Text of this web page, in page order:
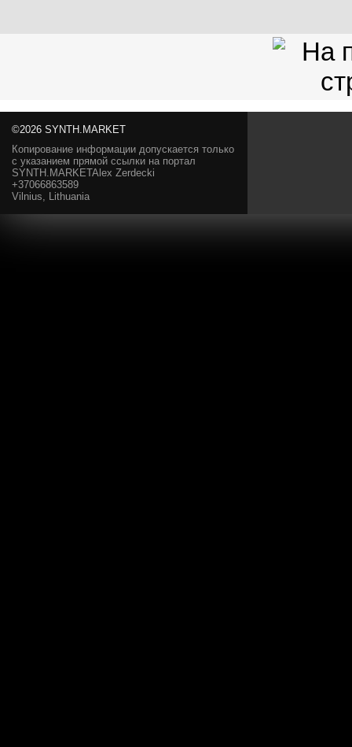
©2026 SYNTH.MARKET
Копирование информации допускается только
с указанием прямой ссылки на портал
SYNTH.MARKETAlex Zerdecki
+37066863589
Vilnius, Lithuania